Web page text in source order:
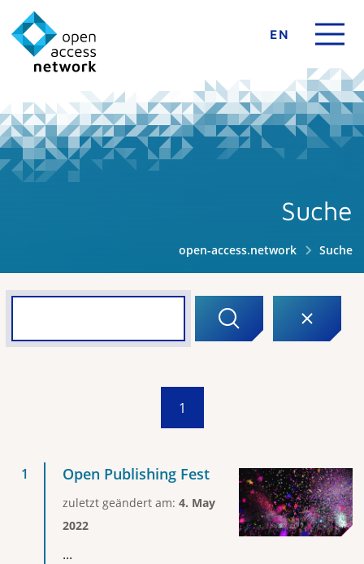
EN
Suche
open-access.network Suche
1
Open Publishing Fest
zuletzt geändert am: 4. May
2022
...